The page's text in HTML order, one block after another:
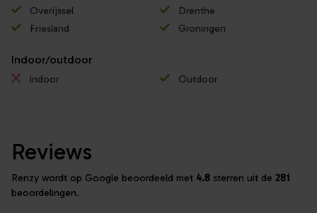
Overijssel
Drenthe
Friesland
Groningen
Indoor/outdoor
Indoor Outdoor
Reviews
Renzy wordt op Google beoordeeld met 4.8 sterren uit de 281
beoordelingen.